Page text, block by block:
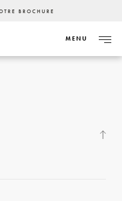
BROCHURE
MENU